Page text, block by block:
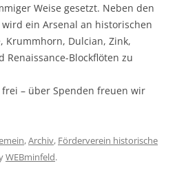
Weise gesetzt. Neben den
ein Arsenal an historischen
Krummhorn, Dulcian, Zink,
Renaissance-Blockflöten zu
– über Spenden freuen wir
,Archiv, Förderverein historische
WEBminfeld.